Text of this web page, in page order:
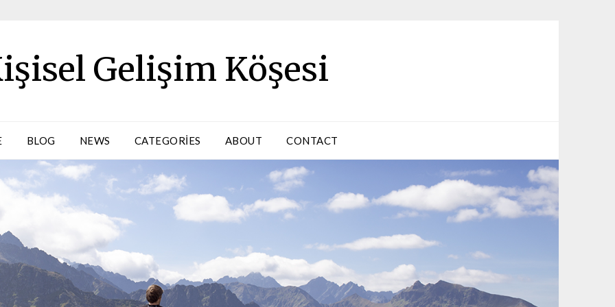
Gelişim Köşesi
BLOG NEWS CATEGORIES ABOUT CONTACT